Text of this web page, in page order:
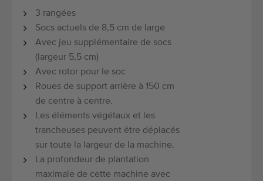
3 rangées
Socs actuels de 8,5 cm de large
Avec jeu supplémentaire de socs
(largeur 5,5 cm)
Avec rotor pour le soc
Roues de support arrière à 150 cm
de centre à centre.
Les éléments végétaux et les
trancheuses peuvent être déplacés
sur toute la largeur de la machine.
La profondeur de plantation
maximale de cette machine avec